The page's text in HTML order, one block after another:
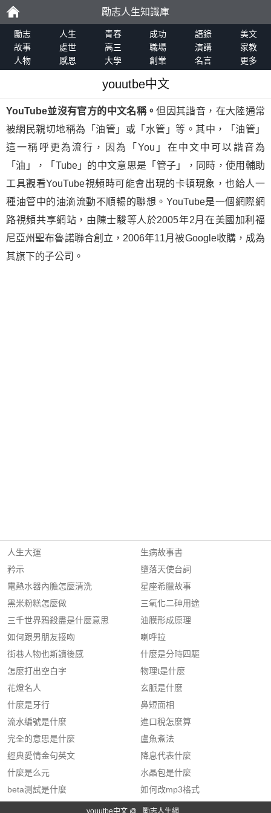
勵
志
勵志人生知識庫
勵志 人生 青春 成功 語錄
美文
故事
處世 高三 職場 演講
家教
人物
感恩 大學 創業 名言 更多
youutbe中文
YouTube並沒有官方的中文名稱。但因其諧音，在大陸通常
被網民親切地稱為「油管」或「水管」等。其中，「油管」
這一稱呼更為流行，因為「You」在中文中可以諧音為
「油」，「Tube」的中文意思是「管子」，同時，使用輔助
工具觀看YouTube視頻時可能會出現的卡頓現象，也給人一
種油管中的油滴流動不順暢的聯想。YouTube是一個網際網
路視頻共享網站，由陳士駿等人於2005年2月在美國加利福
尼亞州聖布魯諾聯合創立，2006年11月被Google收購，成為
其旗下的子公司。
人生大運
矜示
電熱水器內膽怎麼清洗
黑米粉糕怎麼做
三千世界鴉殺盡是什麼意思
如何跟男朋友接吻
街巷人物也斯讀後感
怎麼打出空白字
花燈名人
什麼是牙行
流水編號是什麼
完全的意思是什麼
經典愛情金句英文
什麼是么元
beta測試是什麼
生病故事書
墮落天使台詞
星座希臘故事
三氧化二砷用途
油膜形成原理
喇呼拉
什麼是分時四驅
物理t是什麼
玄脈是什麼
鼻短面相
進口稅怎麼算
盧魚煮法
降息代表什麼
水晶包是什麼
如何改mp3格式
youutbe中文 @ 勵志人生網